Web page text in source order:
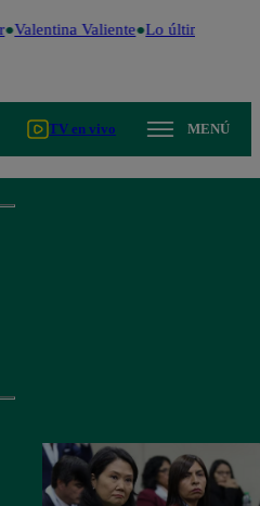
Valentina Valiente Lo último
TV en vivo MENÚ